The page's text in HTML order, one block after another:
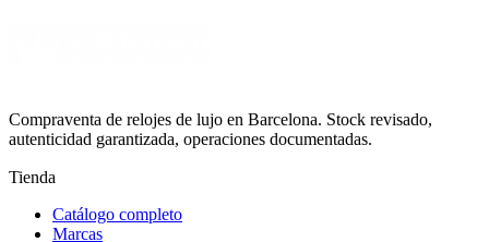
Compraventa de relojes de lujo en Barcelona. Stock revisado,
autenticidad garantizada, operaciones documentadas.
Tienda
Catálogo completo
Marcas